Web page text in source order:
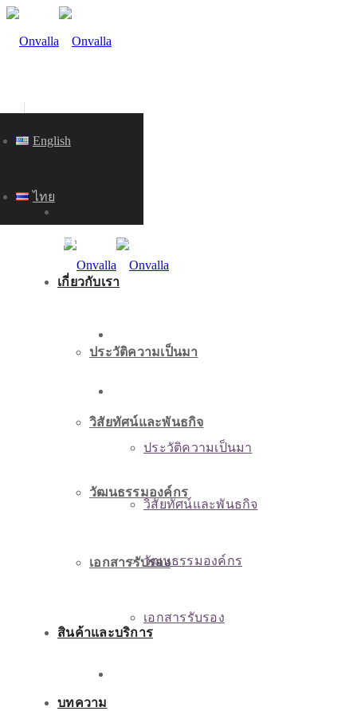
เกี่ยวกับเรา
ประวัติความเป็นมา
วิสัยทัศน์และพันธกิจ
วัฒนธรรมองค์กร
เอกสารรับรอง
สินค้าและบริการ
บทความ
English
ไทย
ประวัติความเป็นมา
วิสัยทัศน์และพันธกิจ
วัฒนธรรมองค์กร
เอกสารรับรอง
CONTACT US